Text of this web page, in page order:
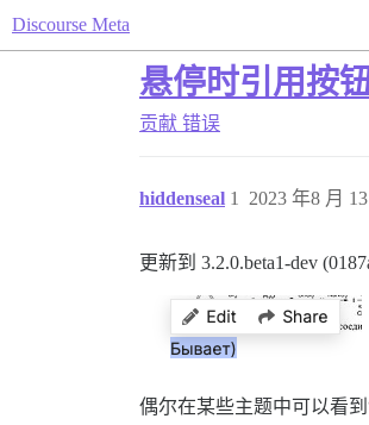
Discourse Meta
悬停时引用按
贡献 错误
hiddenseal 2023 年8 月
1
更新到 3.2.0.beta1-dev
偶尔在某些主题中可以看